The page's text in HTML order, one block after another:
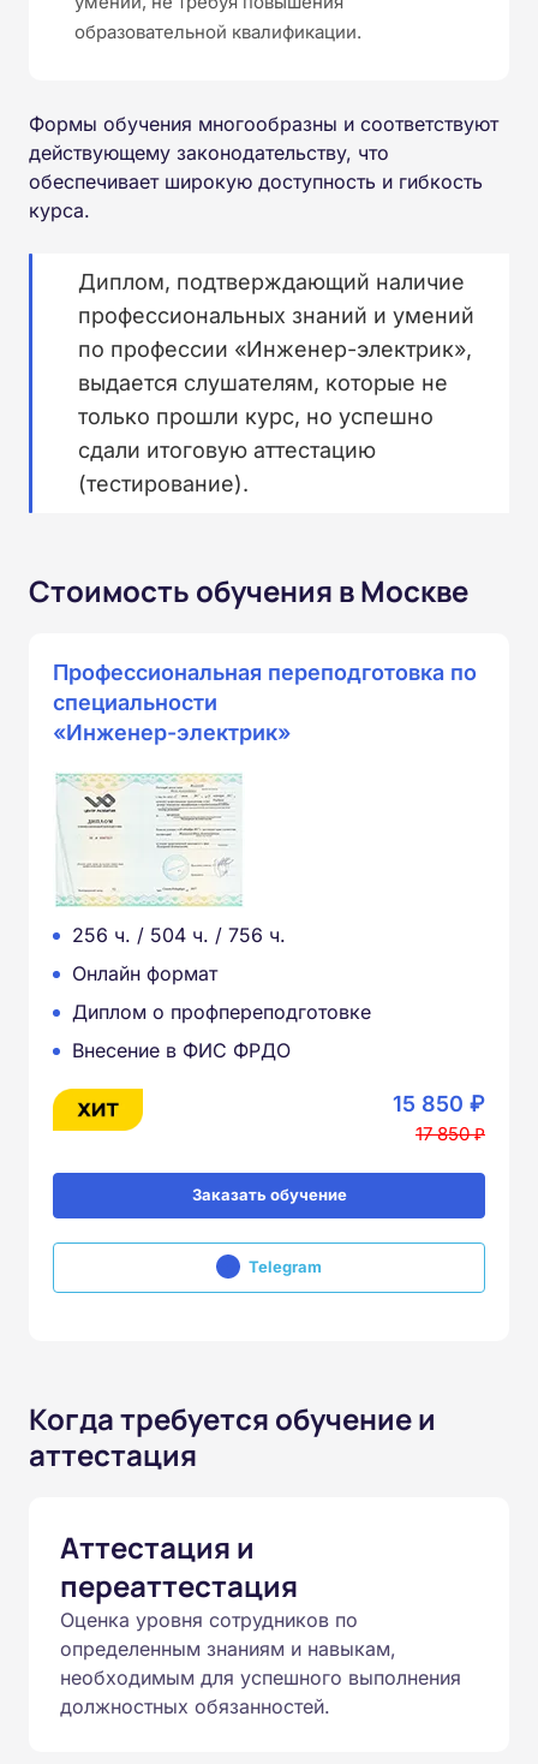
образовательной квалификации.
Формы обучения многообразны и соответствуют
действующему законодательству, что
обеспечивает широкую доступность и гибкость
курса.
Диплом, подтверждающий наличие
профессиональных знаний и умений
по профессии «Инженер-электрик»,
выдается слушателям, которые не
только прошли курс, но успешно
сдали итоговую аттестацию
(тестирование).
Стоимость обучения в Москве
Профессиональная переподготовка по
специальности
«Инженер-электрик»
256 ч. / 504 ч. / 756 ч.
Онлайн формат
Диплом о профпереподготовке
Внесение в ФИС ФРДО
15 850 ₽
17 850 ₽
Заказать обучение
Telegram
Когда требуется обучение и
аттестация
Аттестация и
переаттестация
Оценка уровня сотрудников по
определенным знаниям и навыкам,
необходимым для успешного выполнения
должностных обязанностей.